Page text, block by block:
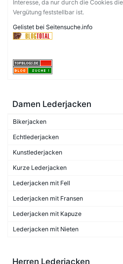
Interesse, da nur durch die Cookies
Vergütung feststellbar ist.
Gelistet bei Seitensuche.info
Damen Lederjacken
Bikerjacken
Echtlederjacken
Kunstlederjacken
Kurze Lederjacken
Lederjacken mit Fell
Lederjacken mit Fransen
Lederjacken mit Kapuze
Lederjacken mit Nieten
Herren Lederjacken